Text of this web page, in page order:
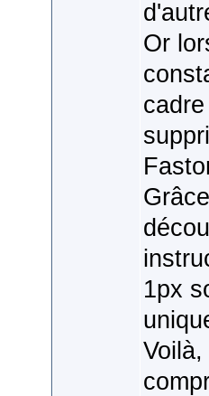
Or
1px